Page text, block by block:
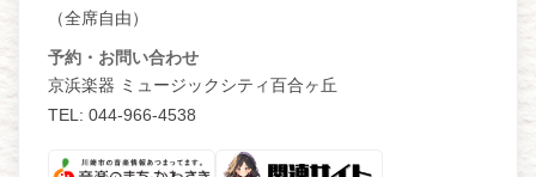
（全席自由）
予約・お問い合わせ
京浜楽器 ミュージックシティ百合ヶ丘
TEL: 044-966-4538